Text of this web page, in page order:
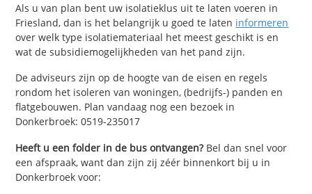
Als u van plan bent uw isolatieklus uit te laten voeren in
Friesland, dan is het belangrijk u goed te laten informeren
over welk type isolatiemateriaal het meest geschikt is en
wat de subsidiemogelijkheden van het pand zijn.
De adviseurs zijn op de hoogte van de eisen en regels
rondom het isoleren van woningen, (bedrijfs-) panden en
flatgebouwen. Plan vandaag nog een bezoek in
Donkerbroek: 0519-235017
Heeft u een folder in de bus ontvangen?Bel dan snel voor
een afspraak, want dan zijn zij zéér binnenkort bij u in
Donkerbroek voor: